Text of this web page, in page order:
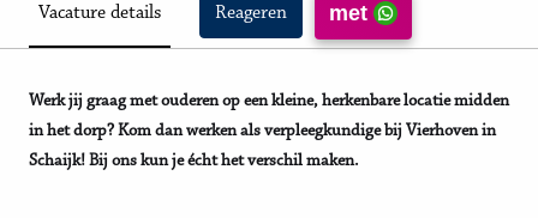
Vacature details Reageren met
Werk jij graag met ouderen op een kleine, herkenbare locatie midden
in het dorp? Kom dan werken als verpleegkundige bij Vierhoven in
Schaijk! Bij ons kun je écht het verschil maken.